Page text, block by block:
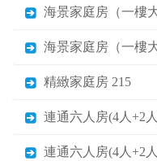
海景家庭房（一樓
海景家庭房（一樓
精緻家庭房 215
連通六人房(4人+2
連通六人房(4人+2